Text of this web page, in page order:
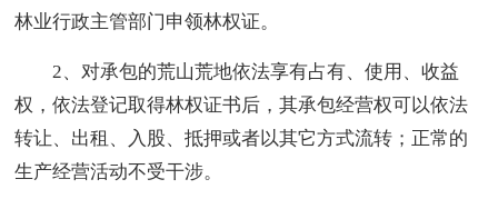
林业行政主管部门申领林权证。
2、对承包的荒山荒地依法享有占有、使用、收益
权，依法登记取得林权证书后，其承包经营权可以依法
转让、出租、入股、抵押或者以其它方式流转；正常的
生产经营活动不受干涉。